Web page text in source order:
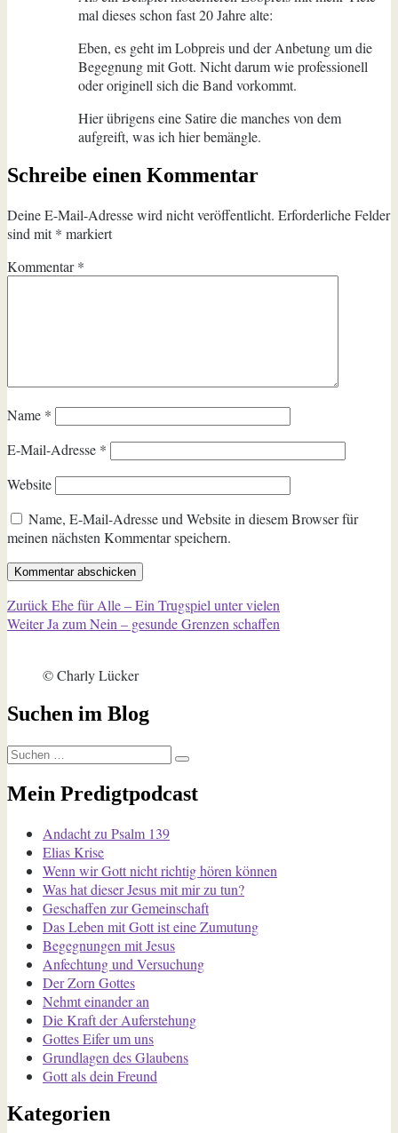
mal dieses schon fast 20 Jahre alte:
Eben, es geht im Lobpreis und der Anbetung um die
Begegnung mit Gott. Nicht darum wie professionell
oder originell sich die Band vorkommt.
Hier übrigens eine Satire die manches von dem
aufgreift, was ich hier bemängle.
Schreibe einen Kommentar
Deine E-Mail-Adresse wird nicht veröffentlicht. Erforderliche Felder
sind mit* markiert
Kommentar*
Name *
E-Mail-Adresse *
Website
Name, E-Mail-Adresse und Website in diesem Browser für
meinen nächsten Kommentar speichern.
Beitragsnavigation
ZurückVorheriger
Beitrag:
Ehe für Alle – Ein Trugspiel unter vielen
Weiter Nächster
Ja zum Nein – gesunde Grenzen schaffen
© Charly Lücker
Suchen im Blog
Suchen
nach:
Suchen
Mein Predigtpodcast
Andacht zu Psalm 139
Elias Krise
Wenn wir Gott nicht richtig hören können
Was hat dieser Jesus mit mir zu tun?
Geschaffen zur Gemeinschaft
Das Leben mit Gott ist eine Zumutung
Begegnungen mit Jesus
Anfechtung und Versuchung
Der Zorn Gottes
Nehmt einander an
Die Kraft der Auferstehung
Gottes Eifer um uns
Grundlagen des Glaubens
Gott als dein Freund
Kategorien